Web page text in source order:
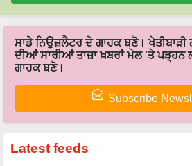
ਸਾਡੇ ਨਿਉਜ਼ਲੈਟਰ ਦੇ ਗਾਹਕ ਬਣੋ।
ਦੀਆਂ ਸਾਰੀਆਂ ਤਾਜ਼ਾ ਖ਼ਬਰਾਂ ਮੇਲ 'ਤੇ
ਗਾਹਕ ਬਣੋ।
Subscribe
Latest feeds